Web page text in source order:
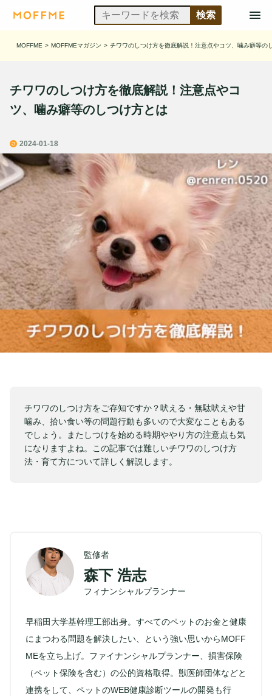
MOFFME > MOFFMEマガジン > チワワのしつけ方を徹底解説！注意点やコツ、噛み癖等の
チワワのしつけ方を徹底解説！注意点やコ
ツ、噛み癖等のしつけ方とは
2024-01-18
チワワのしつけ方をご存知ですか？吠える・無駄吠えや甘
噛み、拾い食い等の問題行動も多いので大変なこともある
でしょう。またしつけを始める時期ややり方の注意点も気
になりますよね。この記事では難しいチワワのしつけ方
法・育て方について詳しく解説します。
監修者
森下 浩志
フィナンシャルプランナー
早稲田大学基幹理工部出身。すべてのペットのお金と健康
にまつわる問題を解決したい、という強い思いからMOFF
MEを立ち上げ。ファイナンシャルプランナー、損害保険
（ペット保険を含む）の公的資格取得。獣医師団体などと
連携をして、ペットのWEB健康診断ツールの開発も行